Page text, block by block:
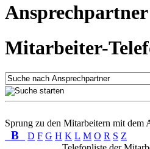
Ansprechpartner
Mitarbeiter-
Sprung zu den Mitarbeitern mit dem
B D F G H K L M O R S Z